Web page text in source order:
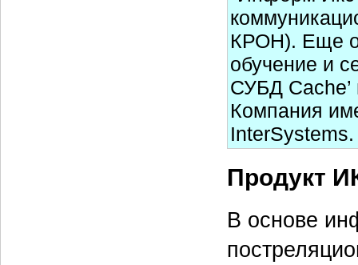
КРОН). Еще
обучение и
СУБД
Компания
InterSystems.
Продукт
В основе